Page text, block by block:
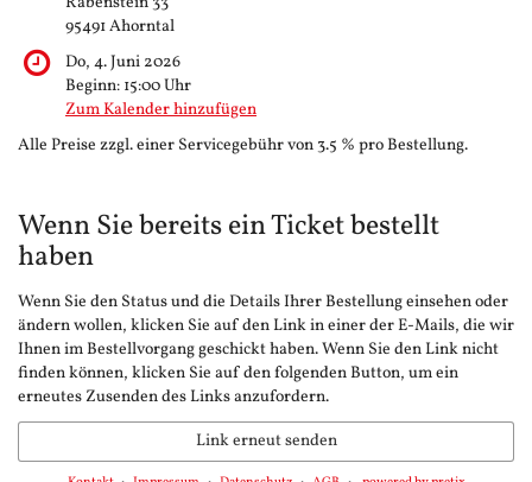
95491 Ahorntal
Do, 4. Juni 2026
Beginn: 15:00Uhr
Zum Kalender hinzufügen
Alle Preise zzgl. einer Servicegebühr von 3.5 % pro Bestellung.
Wenn Sie bereits ein Ticket bestellt
haben
Wenn Sie den Status und die Details Ihrer Bestellung einsehen oder
ändern wollen, klicken Sie auf den Link in einer der E-Mails, die wir
Ihnen im Bestellvorgang geschickt haben. Wenn Sie den Link nicht
finden können, klicken Sie auf den folgenden Button, um ein
erneutes Zusenden des Links anzufordern.
Link erneut senden